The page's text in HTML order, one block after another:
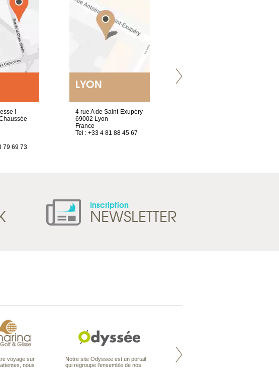
!
79 69 73
LYON
4 rue A de Saint-Exupéry
69002 Lyon
France
Tel : +33 4 81 88 45 67
Inscription
NEWSLETTER
voyage sur
nous
Notre site Odyssee est un portail
qui regroupe l’ensemble de nos
Nouvelle-Zélande à la carte
organise votre séjour en Nouvelle-